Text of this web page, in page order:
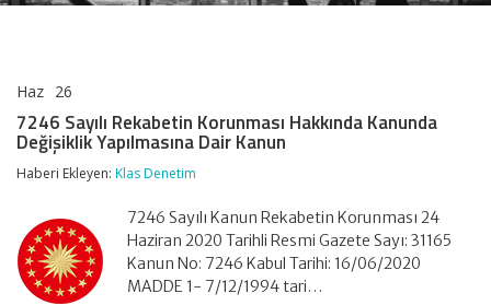
Haz 26
Rekabetin
Korunması
Hakkında
Kanunda
Yapılmasına
Dair
Kanun
için
7246 Sayılı Rekabetin Korunması Hakkında Kanunda
Değişiklik Yapılmasına Dair Kanun
Haberi Ekleyen: Klas Denetim
7246 Sayılı Kanun Rekabetin Korunması 24
Haziran 2020 Tarihli Resmi Gazete Sayı: 31165
Kanun No: 7246 Kabul Tarihi: 16/06/2020
MADDE 1- 7/12/1994 tari…